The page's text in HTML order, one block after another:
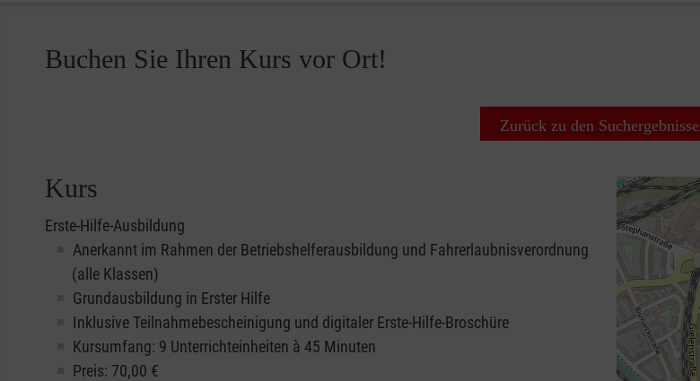
Buchen Sie Ihren Kurs vor Ort!
Zurück zu den
Kurs
Erste-Hilfe-Ausbildung
Anerkannt im Rahmen der Betriebshelferausbildung und Fahrerlaubnisverordnung
(alle Klassen)
Grundausbildung in Erster Hilfe
Inklusive Teilnahmebescheinigung und digitaler Erste-Hilfe-Broschüre
Kursumfang: 9 Unterrichteinheiten à 45 Minuten
Preis: 70,00 €